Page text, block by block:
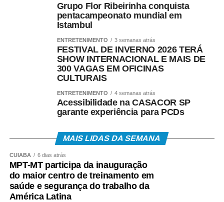
Compromisso com a saúde
A secretária municipal de Saúde, Laura Leandra, reforça
que a ampliação dos atendimentos faz parte do
compromisso da gestão em aproximar os serviços da
população e avançar na redução das filas.
“Estamos trabalhando para que cada vez mais pessoas
tenham acesso aos exames e consultas de que precisam.
O Vira Saúde tem mostrado que, com planejamento,
organização e o empenho das nossas equipes,
conseguimos ampliar o atendimento e levar mais
Grupo Flor Ribeirinha conquista
pentacampeonato mundial em
Istambul
ENTRETENIMENTO 3 semanas atrás
FESTIVAL DE INVERNO 2026 TERÁ
SHOW INTERNACIONAL E MAIS DE
300 VAGAS EM OFICINAS
CULTURAIS
ENTRETENIMENTO 4 semanas atrás
Acessibilidade na CASACOR SP
garante experiência para PCDs
MAIS LIDAS DA SEMANA
CUIABÁ 6 dias atrás
MPT-MT participa da inauguração
do maior centro de treinamento em
saúde e segurança do trabalho da
América Latina